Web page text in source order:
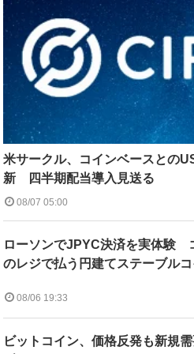
米サークル、コインベースとの
新 四半期配当導入見送る
08/07 05:00
ローソンでJPYC決済を実体験
のレジで払う円建てステーブル
08/06 19:33
ビットコイン、価格反発も新規